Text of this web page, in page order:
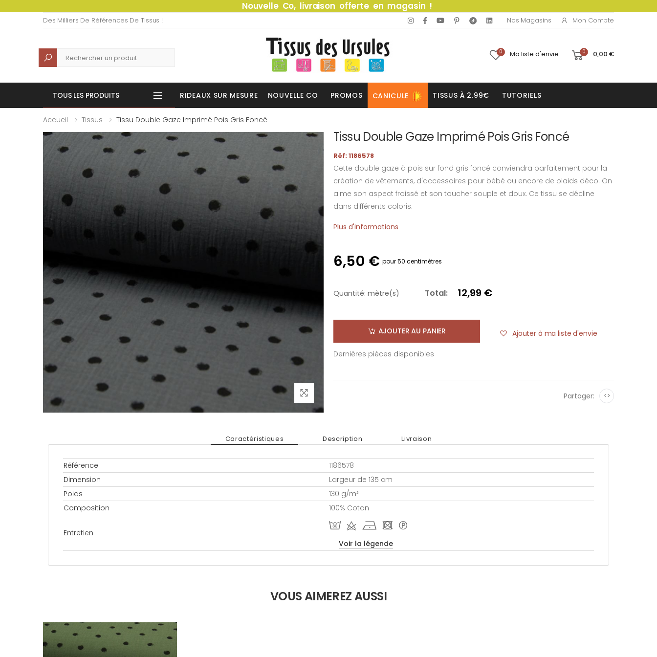
Nouvelle Co, livraison offerte en magasin !
Des Milliers De Références De Tissus ! Nos Magasins Mon Compte
Recherche 0 Ma liste d'envie 0 0,00 €
TOUS LES PRODUITS RIDEAUX SUR MESURE NOUVELLE CO PROMOS CANICULE TISSUS À 2.99€ TUTORIELS
Accueil Tissus Tissu Double Gaze Imprimé Pois Gris Foncé
Tissu Double Gaze Imprimé Pois Gris Foncé
Réf: 1186578
Cette double gaze à pois sur fond gris foncé conviendra parfaitement pour la
création de vêtements, d'accessoires pour bébé ou encore de plaids déco. On
aime son aspect froissé et son toucher souple et doux. Ce tissu se décline
dans différents coloris.
Plus d'informations
6,50 € pour 50 centimètres
Quantité: mètre(s) Total: 12,99 €
AJOUTER AU PANIER Ajouter à ma liste d'envie
Dernières pièces disponibles
Partager: <>
Caractéristiques Description Livraison
Référence
1186578
Dimension
Largeur de 135 cm
Poids
130 g/m²
Composition
100% Coton
Entretien
T d h - *
Voir la légende
VOUS AIMEREZ AUSSI